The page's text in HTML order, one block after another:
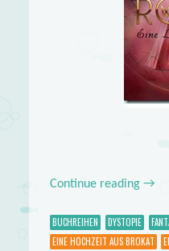
Continue reading →
BUCHREIHEN DYSTOPIE
EINE HOCHZEIT AUS BROKAT